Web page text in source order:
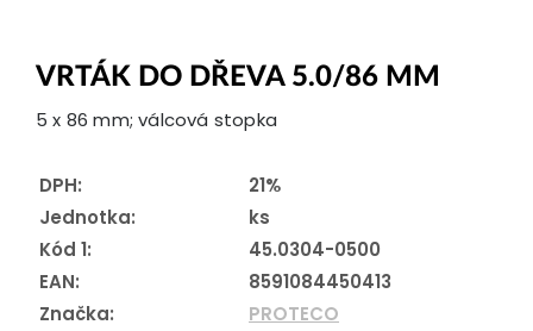
VRTÁK DO DŘEVA 5.0/86 MM
5 x 86 mm; válcová stopka
DPH:
21%
Jednotka:
ks
Kód 1:
45.0304-0500
EAN:
8591084450413
Značka:
PROTECO